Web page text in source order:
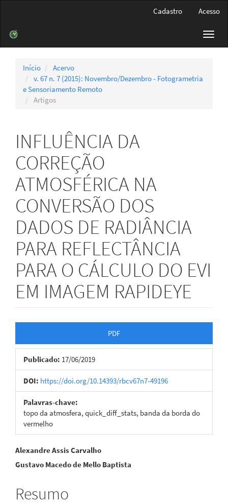
Barra
Cadastro Acesso
Início
Acervo
v. 67 n. 7 (2015): Novembro/Dezembro - Fotogrametria
e Sensoriamento Remoto
Artigos
INFLUÊNCIA DA
CORREÇÃO
ATMOSFÉRICA NA
CONVERSÃO DOS
DADOS DE RADIÂNCIA
PARA REFLECTÂNCIA
PARA O CÁLCULO DO EVI
EM IMAGEM RAPIDEYE
lateral
de
artigos
PDF
Publicado: 17/06/2019
DOI: https://doi.org/10.14393/rbcv67n7-49196
Palavras-chave:
topo da atmosfera, quick_diff_stats, banda da borda do
vermelho
Conteúdo
do
artigo
Alexandre Assis Carvalho
Gustavo Macedo de Mello Baptista
Resumo